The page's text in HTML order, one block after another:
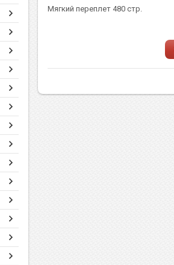
Мягкий переплет 480 стр.